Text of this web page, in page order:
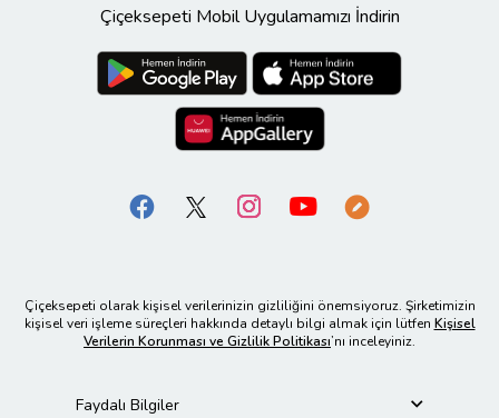
Çiçeksepeti Mobil Uygulamamızı İndirin
Çiçeksepeti olarak kişisel verilerinizin gizliliğini önemsiyoruz. Şirketimizin
kişisel veri işleme süreçleri hakkında detaylı bilgi almak için lütfen Kişisel
Verilerin Korunması ve Gizlilik Politikası’nı inceleyiniz.
Faydalı Bilgiler